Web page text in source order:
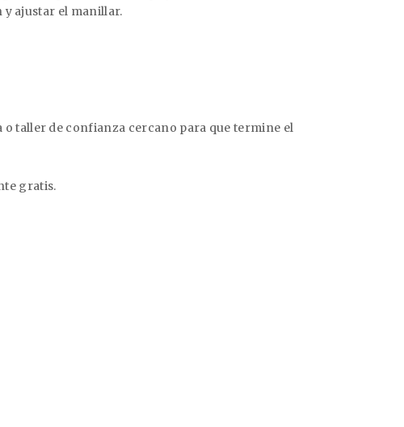
y ajustar el manillar.
o taller de confianza cercano para que termine el
gratis.